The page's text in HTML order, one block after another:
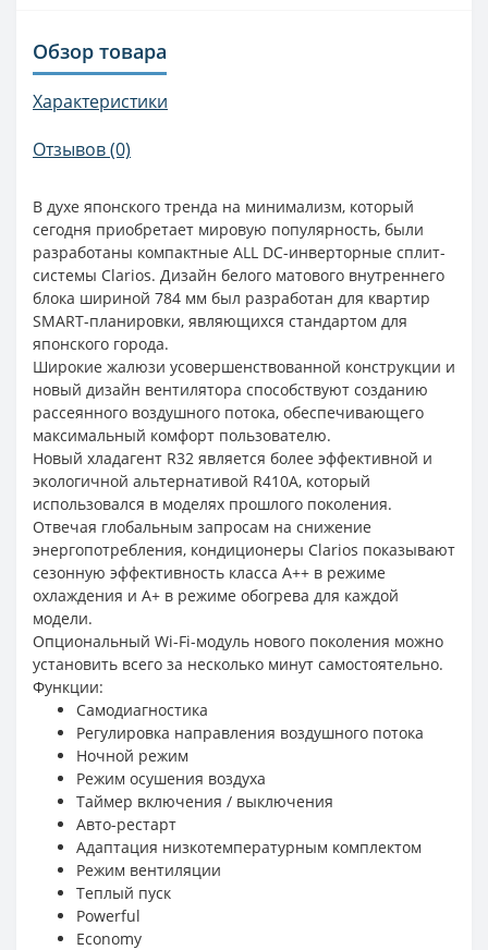
Обзор товара
Характеристики
Отзывов (0)
В духе японского тренда на минимализм, который
сегодня приобретает мировую популярность, были
разработаны компактные ALL DC-инверторные сплит-
системы Clarios. Дизайн белого матового внутреннего
блока шириной 784 мм был разработан для квартир
SMART-планировки, являющихся стандартом для
японского города.
Широкие жалюзи усовершенствованной конструкции и
новый дизайн вентилятора способствуют созданию
рассеянного воздушного потока, обеспечивающего
максимальный комфорт пользователю.
Новый хладагент R32 является более эффективной и
экологичной альтернативой R410A, который
использовался в моделях прошлого поколения.
Отвечая глобальным запросам на снижение
энергопотребления, кондиционеры Clarios показывают
сезонную эффективность класса А++ в режиме
охлаждения и А+ в режиме обогрева для каждой
модели.
Опциональный Wi-Fi-модуль нового поколения можно
установить всего за несколько минут самостоятельно.
Функции:
Самодиагностика
Регулировка направления воздушного потока
Ночной режим
Режим осушения воздуха
Таймер включения / выключения
Авто-рестарт
Адаптация низкотемпературным комплектом
Режим вентиляции
Теплый пуск
Powerful
Economy